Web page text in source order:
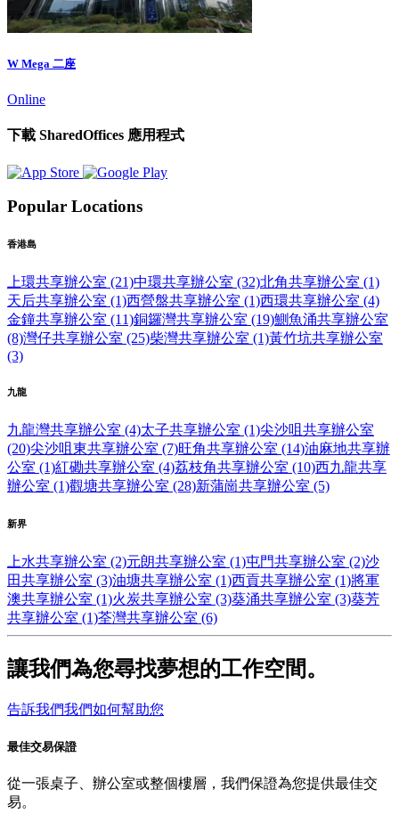
W Mega 二座
Online
下載 SharedOffices 應用程式
Popular Locations
香港島
上環共享辦公室 (21)中環共享辦公室 (32)北角共享辦公室 (1)
天后共享辦公室 (1)西營盤共享辦公室 (1)西環共享辦公室 (4)
金鐘共享辦公室 (11)銅鑼灣共享辦公室 (19)鰂魚涌共享辦公室
(8)灣仔共享辦公室 (25)柴灣共享辦公室 (1)黃竹坑共享辦公室
(3)
九龍
九龍灣共享辦公室 (4)太子共享辦公室 (1)尖沙咀共享辦公室
(20)尖沙咀東共享辦公室 (7)旺角共享辦公室 (14)油麻地共享辦
公室 (1)紅磡共享辦公室 (4)荔枝角共享辦公室 (10)西九龍共享
辦公室 (1)觀塘共享辦公室 (28)新蒲崗共享辦公室 (5)
新界
上水共享辦公室 (2)元朗共享辦公室 (1)屯門共享辦公室 (2)沙
田共享辦公室 (3)油塘共享辦公室 (1)西貢共享辦公室 (1)將軍
澳共享辦公室 (1)火炭共享辦公室 (3)葵涌共享辦公室 (3)葵芳
共享辦公室 (1)荃灣共享辦公室 (6)
讓我們為您尋找夢想的工作空間。
告訴我們我們如何幫助您
最佳交易保證
從一張桌子、辦公室或整個樓層，我們保證為您提供最佳交
易。